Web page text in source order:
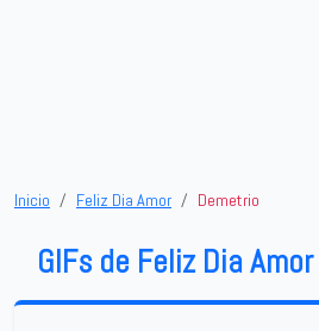
Inicio Feliz Dia Amor Demetrio
GIFs de Feliz Dia